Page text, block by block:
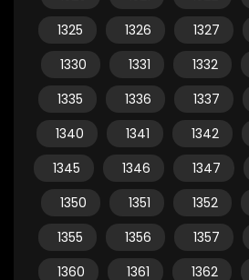
1325
1326 1327
1330
1331 1332
1335
1336 1337
1340
1341 1342
1345
1346 1347
1350
1351 1352
1355
1356 1357
1360
1361 1362